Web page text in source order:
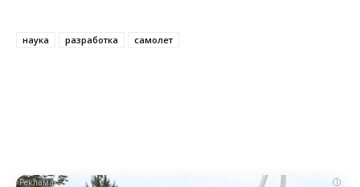
наука разработка самолет
i